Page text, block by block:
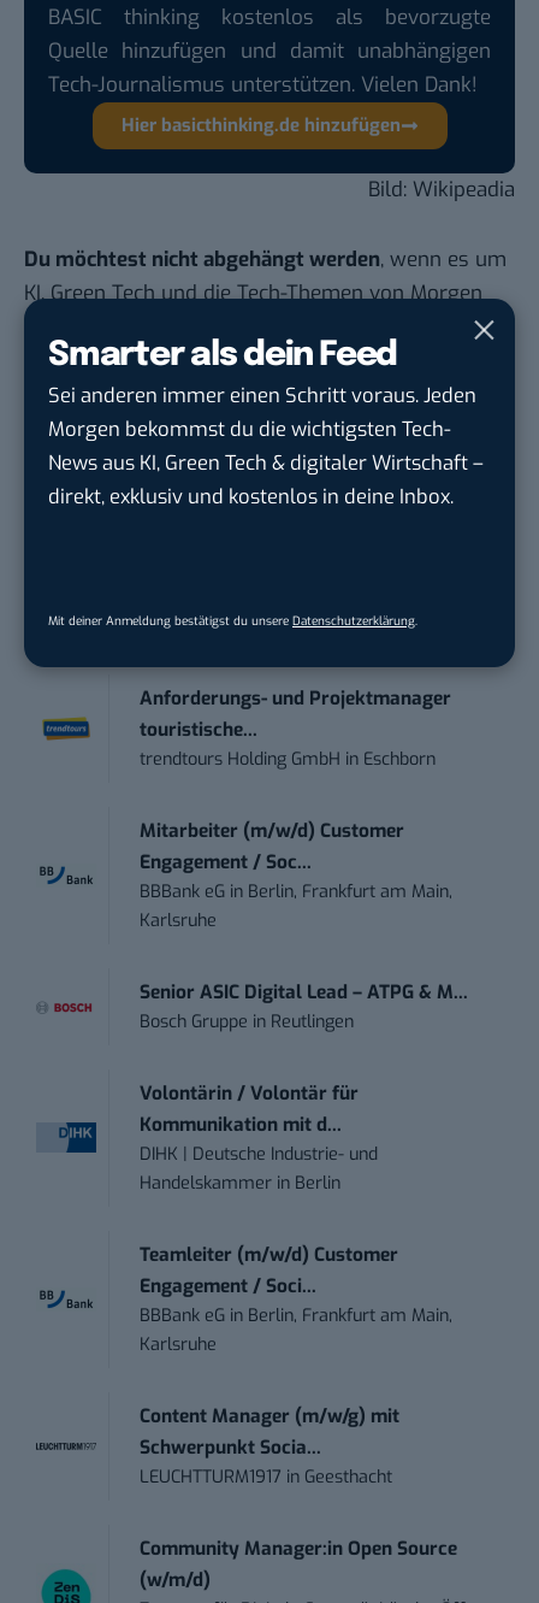
Smarter als dein Feed
Sei anderen immer einen Schritt voraus. Jeden
Morgen bekommst du die wichtigsten Tech-
News aus KI, Green Tech & digitaler Wirtschaft –
direkt, exklusiv und kostenlos in deine Inbox.
Mit deiner Anmeldung bestätigst du unsere Datenschutzerklärung
BASIC thinking kostenlos als bevorzugte
Quelle hinzufügen und damit unabhängigen
Tech-Journalismus unterstützen. Vielen Dank!
Hier basicthinking.de hinzufügen
Bild: Wikipeadia
Du möchtest nicht abgehängt werden, wenn es um
KI, Green Tech und die Tech-Themen von Morgen
geht? Über 12.000 smarte Leser bekommen jeden
Tag UPDATE, unser Tech-Briefing mit den
wichtigsten News des Tages – und sichern sich
damit ihren Vorsprung.Hier kannst du dich
kostenlos anmelden.
moveUP Media GmbHinDüsseldorf
Anforderungs- und Projektmanager
touristische...
trendtours Holding GmbH in Eschborn
Mitarbeiter (m/w/d) Customer
Engagement / Soc...
BBBank eG in Berlin, Frankfurt am Main,
Karlsruhe
Senior ASIC Digital Lead – ATPG & M...
Bosch Gruppe in Reutlingen
Volontärin / Volontär für
Kommunikation mit d...
DIHK | Deutsche Industrie- und
Handelskammer in Berlin
Teamleiter (m/w/d) Customer
Engagement / Soci...
BBBank eG in Berlin, Frankfurt am Main,
Karlsruhe
Content Manager (m/w/g) mit
Schwerpunkt Socia...
LEUCHTTURM1917 in Geesthacht
Community Manager:in Open Source
(w/m/d)